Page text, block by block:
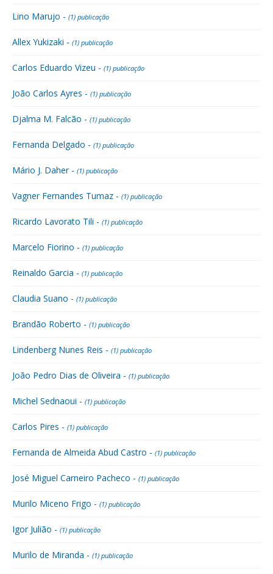
Lino Marujo - (1) publicação
Allex Yukizaki - (1) publicação
Carlos Eduardo Vizeu - (1) publicação
João Carlos Ayres - (1) publicação
Djalma M. Falcão - (1) publicação
Fernanda Delgado - (1) publicação
Mário J. Daher - (1) publicação
Vagner Fernandes Tumaz - (1) publicação
Ricardo Lavorato Tili - (1) publicação
Marcelo Fiorino - (1) publicação
Reinaldo Garcia - (1) publicação
Claudia Suano - (1) publicação
Brandão Roberto - (1) publicação
Lindenberg Nunes Reis - (1) publicação
João Pedro Dias de Oliveira - (1) publicação
Michel Sednaoui - (1) publicação
Carlos Pires - (1) publicação
Fernanda de Almeida Abud Castro - (1) publicação
José Miguel Carneiro Pacheco - (1) publicação
Murilo Miceno Frigo - (1) publicação
Igor Julião - (1) publicação
Murilo de Miranda - (1) publicação